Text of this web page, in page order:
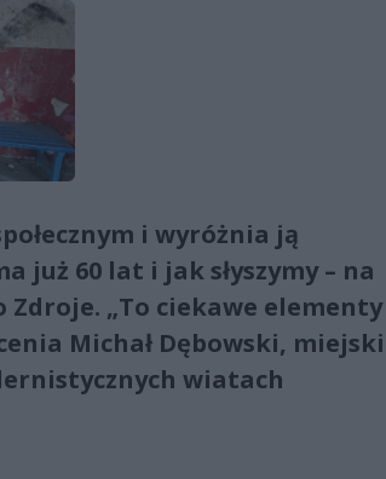
i wyróżnia ją
już 60 lat i jak słyszymy – na
Zdroje. „To ciekawe elementy
Michał Dębowski, miejski
wiatach